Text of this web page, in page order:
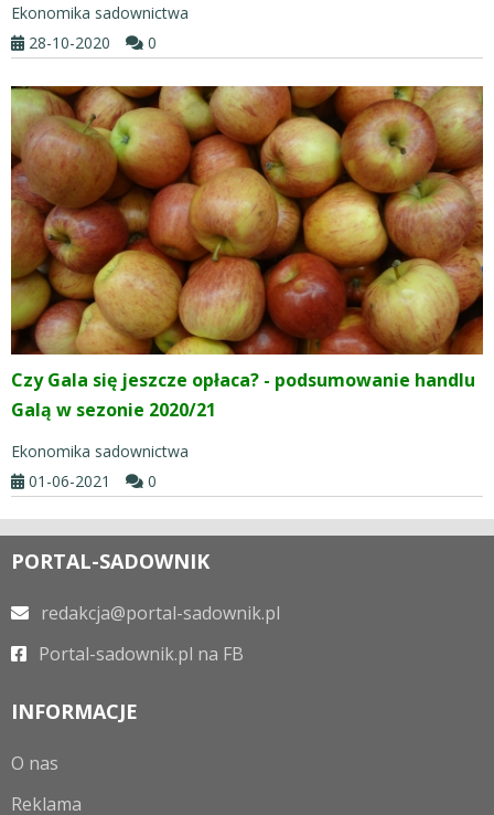
Ekonomika sadownictwa
28-10-2020
0
Czy Gala się jeszcze opłaca? - podsumowanie handlu
Galą w sezonie 2020/21
Ekonomika sadownictwa
01-06-2021
0
PORTAL-SADOWNIK
redakcja@portal-sadownik.pl
Portal-sadownik.pl na FB
INFORMACJE
O nas
Reklama